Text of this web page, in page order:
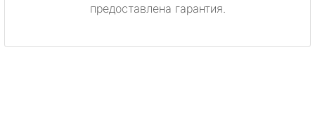
предоставлена гарантия.